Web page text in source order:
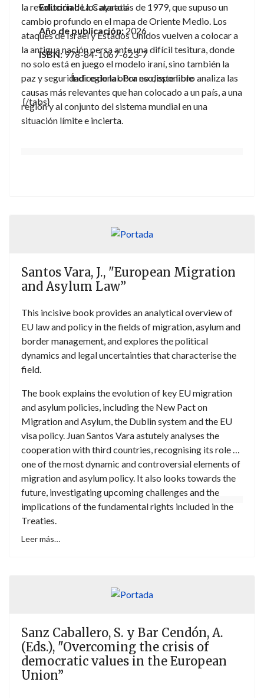
la revolución de los ayatolás de 1979, que supuso un
cambio profundo en el mapa de Oriente Medio. Los
ataques de Israel y Estados Unidos vuelven a colocar a
la antigua nación persa ante una difícil tesitura, donde
no solo está en juego el modelo iraní, sino también la
paz y seguridad regional. Por eso, este libro analiza las
causas más relevantes que han colocado a un país, a una
región y al conjunto del sistema mundial en una
situación límite e incierta.
Editorial:La Catarata
Año de publicación:2026
ISBN:978-84-1067-623-7
Índice de la obra no disponible
{/tabs}
Santos Vara, J., "European Migration
and Asylum Law”
This incisive book provides an analytical overview of
EU law and policy in the fields of migration, asylum and
border management, and explores the political
dynamics and legal uncertainties that characterise the
field.
The book explains the evolution of key EU migration
and asylum policies, including the New Pact on
Migration and Asylum, the Dublin system and the EU
visa policy. Juan Santos Vara astutely analyses the
cooperation with third countries, recognising its role as
one of the most dynamic and controversial elements of
migration and asylum policy. It also looks towards the
future, investigating upcoming challenges and the
implications of the fundamental rights included in the
Treaties.
Leer más…
Sanz Caballero, S. y Bar Cendón, A.
(Eds.), "Overcoming the crisis of
democratic values in the European
Union”